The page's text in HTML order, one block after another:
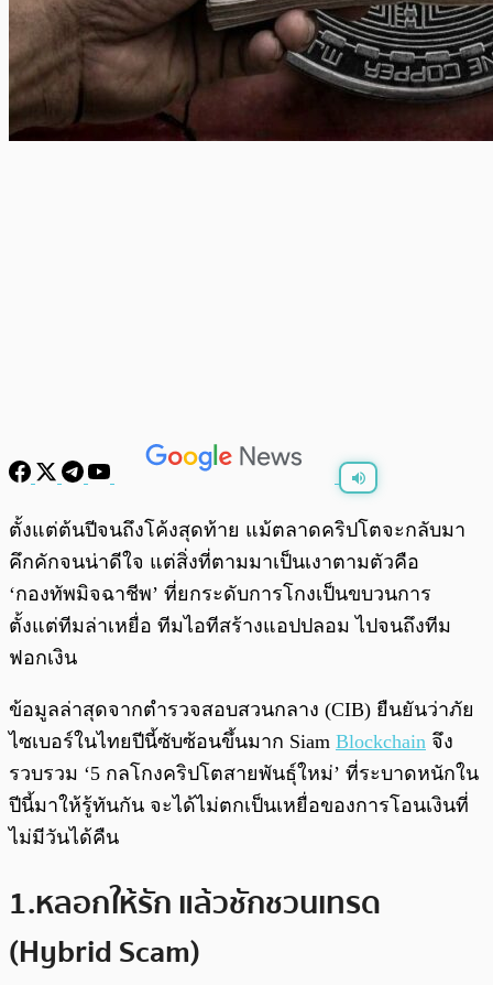
พร้อมเล่น 0:00
ตั้งแต่ต้นปีจนถึงโค้งสุดท้าย แม้ตลาดคริปโตจะกลับมา
คึกคักจนน่าดีใจ แต่สิ่งที่ตามมาเป็นเงาตามตัวคือ
‘กองทัพมิจฉาชีพ’ ที่ยกระดับการโกงเป็นขบวนการ
ตั้งแต่ทีมล่าเหยื่อ ทีมไอทีสร้างแอปปลอม ไปจนถึงทีม
ฟอกเงิน
ข้อมูลล่าสุดจากตำรวจสอบสวนกลาง (CIB) ยืนยันว่าภัย
ไซเบอร์ในไทยปีนี้ซับซ้อนขึ้นมาก Siam Blockchain จึง
รวบรวม ‘5 กลโกงคริปโตสายพันธุ์ใหม่’ ที่ระบาดหนักใน
ปีนี้มาให้รู้ทันกัน จะได้ไม่ตกเป็นเหยื่อของการโอนเงินที่
ไม่มีวันได้คืน
1.หลอกให้รัก แล้วชักชวนเทรด
(Hybrid Scam)